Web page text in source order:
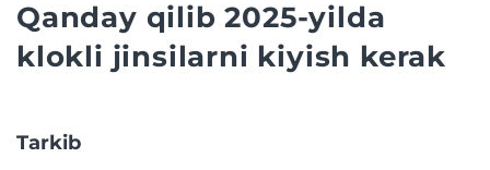
Qanday qilib 2025-yilda
klokli jinsilarni kiyish kerak
Tarkib